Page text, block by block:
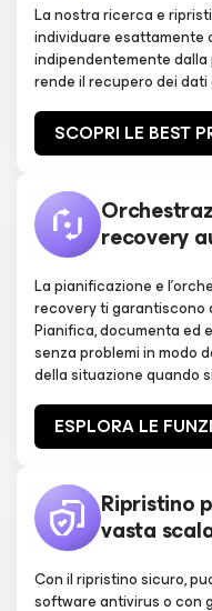
La nostra ricerca e
individuare esattamente
indipendentemente
rende il recupero dei
SCOPRI LE BEST
recovery
La pianificazione e
recovery ti garantiscono
Pianifica, documenta ed
senza problemi in modo
della situazione quando
ESPLORA LE
Ripristino
vasta
Con il ripristino sicuro,
software antivirus o con